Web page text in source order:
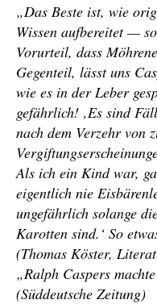
„Das Beste ist, wie
Wissen aufbereitet —
Vorurteil, dass
Gegenteil, lässt uns
wie es in der Leber
gefährlich! ‚Es sind
nach dem Verzehr von
Als ich ein Kind war,
eigentlich nie
ungefährlich solange
Karotten sind.‘ So
(Thomas Köster,
„Ralph Caspers
(Süddeutsche Zeitung)